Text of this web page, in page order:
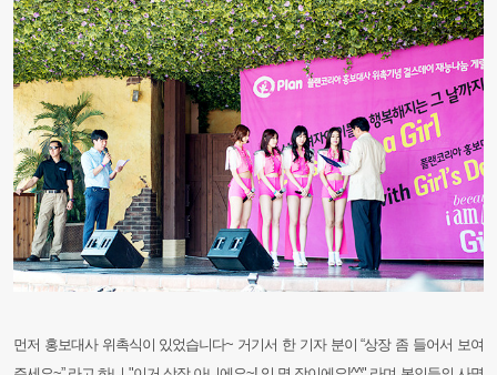
먼저 홍보대사 위촉식이 있었습니다~ 거기서 한 기자 분이 “상장 좀 들어서 보여